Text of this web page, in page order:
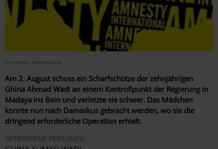
© Amnesty International
Am 2. August schoss ein Scharfschütze der zehnjährigen
Ghina Ahmad Wadi an einem Kontrollpunkt der Regierung in
Madaya ins Bein und verletzte sie schwer. Das Mädchen
konnte nun nach Damaskus gebracht werden, wo sie die
dringend erforderliche Operation erhielt.
BETROFFENE PERSONEN